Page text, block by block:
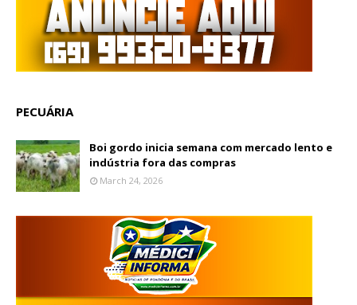
PECUÁRIA
Boi gordo inicia semana com mercado lento e
indústria fora das compras
March 24, 2026